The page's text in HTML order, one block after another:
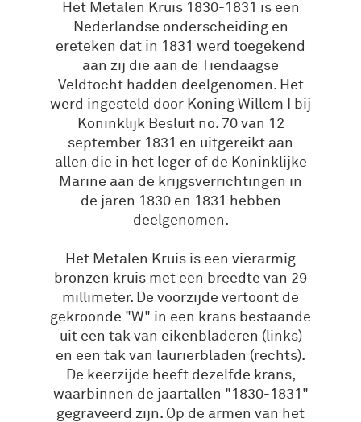
Het Metalen Kruis 1830-1831 is een
Nederlandse onderscheiding en
ereteken dat in 1831 werd toegekend
aan zij die aan de Tiendaagse
Veldtocht hadden deelgenomen. Het
werd ingesteld door Koning Willem I bij
Koninklijk Besluit no. 70 van 12
september 1831 en uitgereikt aan
allen die in het leger of de Koninklijke
Marine aan de krijgsverrichtingen in
de jaren 1830 en 1831 hebben
deelgenomen.
Het Metalen Kruis is een vierarmig
bronzen kruis met een breedte van 29
millimeter. De voorzijde vertoont de
gekroonde "W" in een krans bestaande
uit een tak van eikenbladeren (links)
en een tak van laurierbladen (rechts).
De keerzijde heeft dezelfde krans,
waarbinnen de jaartallen "1830-1831"
gegraveerd zijn. Op de armen van het